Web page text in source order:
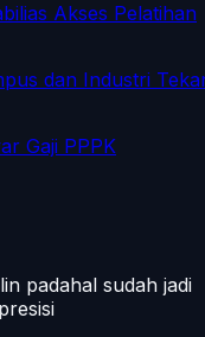
Akses Pelatihan
dan Industri
Gaji PPPK
padahal sudah jadi